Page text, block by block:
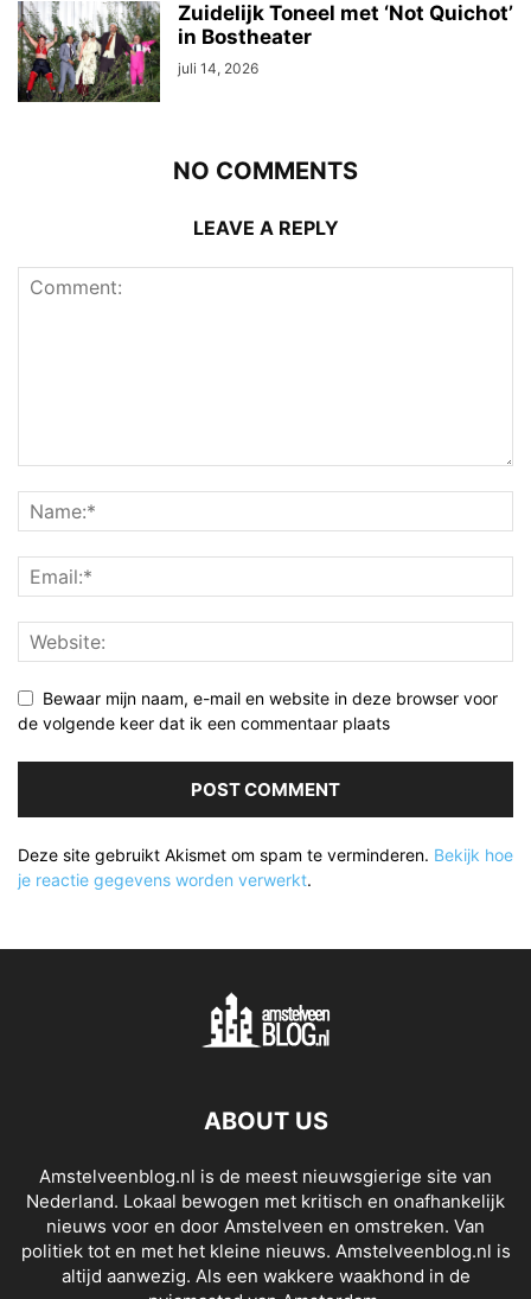
Zuidelijk Toneel met ‘Not Quichot’
in Bostheater
juli 14, 2026
NO COMMENTS
LEAVE A REPLY
Bewaar mijn naam, e-mail en website in deze browser voor
de volgende keer dat ik een commentaar plaats
Deze site gebruikt Akismet om spam te verminderen. Bekijk hoe
je reactie gegevens worden verwerkt.
ABOUT US
Amstelveenblog.nl is de meest nieuwsgierige site van
Nederland. Lokaal bewogen met kritisch en onafhankelijk
nieuws voor en door Amstelveen en omstreken. Van
politiek tot en met het kleine nieuws. Amstelveenblog.nl is
altijd aanwezig. Als een wakkere waakhond in de